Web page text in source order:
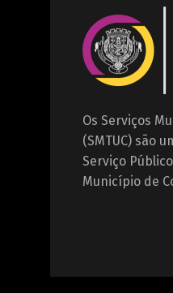
Os Serviços
(SMTUC) são
Serviço
Município de